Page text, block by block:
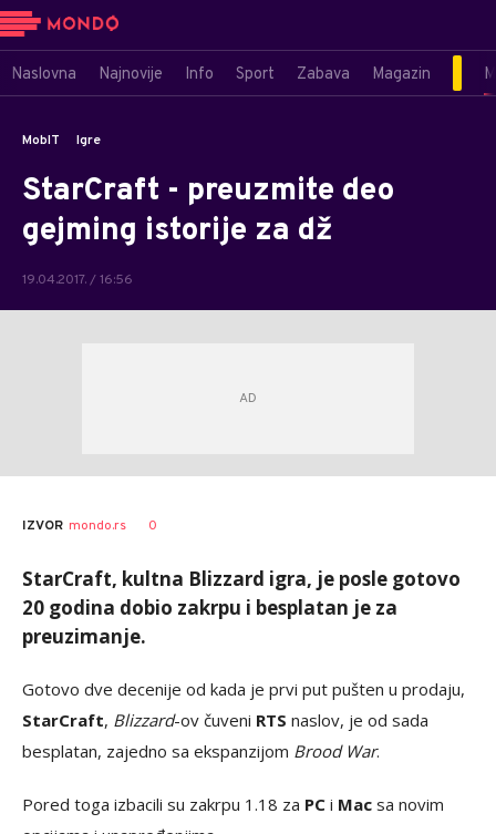
Naslovna Najnovije Info Sport Zabava Magazin
MobIT Igre
StarCraft - preuzmite deo
gejming istorije za dž
19.04.2017. / 16:56
IZVOR mondo.rs 0
StarCraft, kultna Blizzard igra, je posle gotovo
20 godina dobio zakrpu i besplatan je za
preuzimanje.
Gotovo dve decenije od kada je prvi put pušten u prodaju,
StarCraft, Blizzard-ov čuveni RTS naslov, je od sada
besplatan, zajedno sa ekspanzijom Brood War.
Pored toga izbacili su zakrpu 1.18 za PC i Mac sa novim